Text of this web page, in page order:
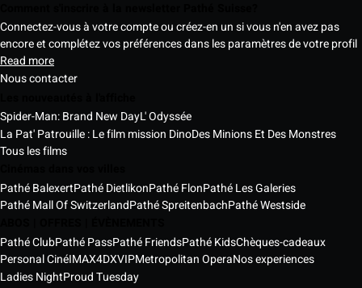
Connectez-vous à votre compte ou créez-en un si vous n'en avez pas
encore et complétez vos préférences dans les paramètres de votre profil
Read more
Nous contacter
Spider-Man: Brand New DayL' Odyssée
La Pat' Patrouille : Le film mission DinoDes Minions Et Des Monstres
Tous les films
Pathé BalexertPathé DietlikonPathé FlonPathé Les Galeries
Pathé Mall Of SwitzerlandPathé SpreitenbachPathé Westside
Pathé ClubPathé PassPathé FriendsPathé KidsChèques-cadeaux
Personal CinéIMAX4DXVIPMetropolitan OperaNos experiences
Ladies NightProud Tuesday